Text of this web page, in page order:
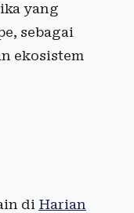
yang
sebagai
ekosistem
di Harian